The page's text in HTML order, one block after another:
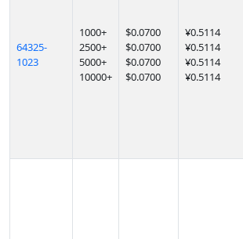
64325-
1023
1000+
2500+
5000+
10000+
$0.0700
$0.0700
$0.0700
$0.0700
¥0.5114
¥0.5114
¥0.5114
¥0.5114